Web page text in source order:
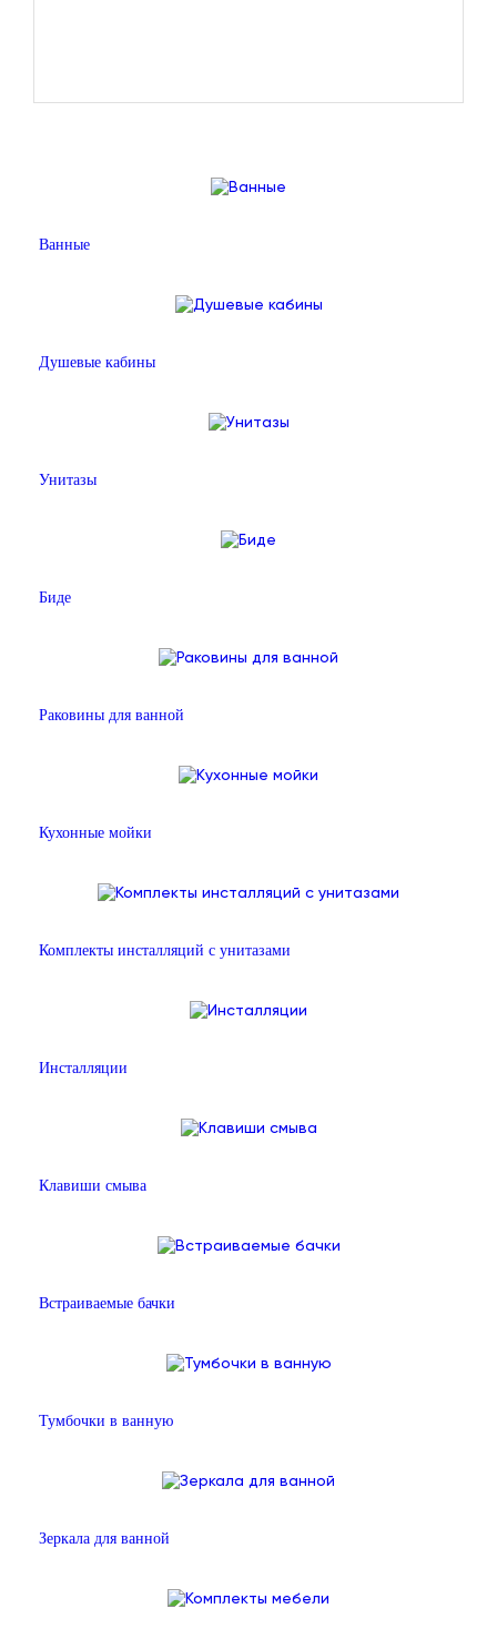
Ванные
Душевые кабины
Унитазы
Биде
Раковины для ванной
Кухонные мойки
Комплекты инсталляций с унитазами
Инсталляции
Клавиши смыва
Встраиваемые бачки
Тумбочки в ванную
Зеркала для ванной